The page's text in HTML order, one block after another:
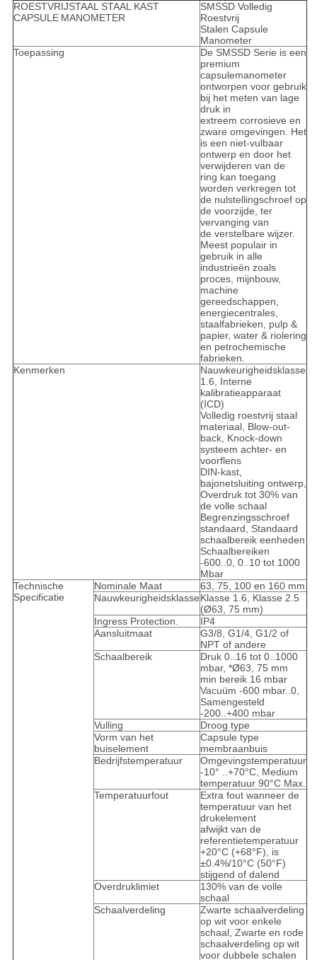
ROESTVRIJSTAAL STAAL KAST
CAPSULE MANOMETER
SMSSD Volledig
Roestvrij
Stalen Capsule
Manometer
Toepassing
De SMSSD Serie is een
premium
capsulemanometer
ontworpen voor gebruik
bij het meten van lage
druk in
extreem corrosieve en
zware omgevingen. Het
is een niet-vulbaar
ontwerp en door het
verwijderen van de
ring kan toegang
worden verkregen tot
de nulstellingschroef op
de voorzijde, ter
vervanging van
de verstelbare wijzer.
Meest populair in
gebruik in alle
industrieën zoals
proces, mijnbouw,
machine
gereedschappen,
energiecentrales,
staalfabrieken, pulp &
papier, water & riolering
en petrochemische
fabrieken.
Kenmerken
Nauwkeurigheidsklasse
1.6, Interne
kalibratieapparaat
(ICD)
Volledig roestvrij staal
materiaal, Blow-out-
back, Knock-down
systeem achter- en
voorflens
DIN-kast,
bajonetsluiting ontwerp,
Overdruk tot 30% van
de volle schaal
Begrenzingsschroef
standaard, Standaard
schaalbereik eenheden
Schaalbereiken
-600..0, 0..10 tot 1000
Mbar
Technische
Specificatie
Nominale Maat
63, 75, 100 en 160 mm
NauwkeurigheidsklasseKlasse 1.6, Klasse 2.5
(Ø63, 75 mm)
Ingress Protection.
IP4
Aansluitmaat
G3/8, G1/4, G1/2 of
NPT of andere
Schaalbereik
Druk 0..16 tot 0..1000
mbar, *Ø63, 75 mm
min bereik 16 mbar
Vacuüm -600 mbar..0,
Samengesteld
-200..+400 mbar
Vulling
Droog type
Vorm van het
buiselement
Capsule type
membraanbuis
Bedrijfstemperatuur
Omgevingstemperatuur
-10° ..+70°C, Medium
temperatuur 90°C Max.
Temperatuurfout
Extra fout wanneer de
temperatuur van het
drukelement
afwijkt van de
referentietemperatuur
+20°C (+68°F), is
±0.4%/10°C (50°F)
stijgend of dalend
Overdruklimiet
130% van de volle
schaal
Schaalverdeling
Zwarte schaalverdeling
op wit voor enkele
schaal, Zwarte en rode
schaalverdeling op wit
voor dubbele schalen